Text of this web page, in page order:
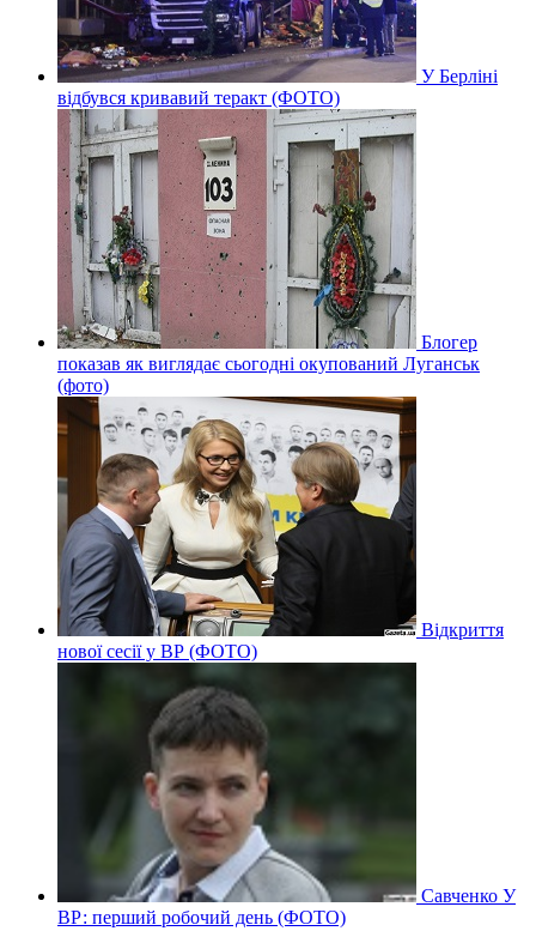
У Берліні
відбувся кривавий теракт (ФОТО)
Блогер
показав як виглядає сьогодні окупований Луганськ
(фото)
Відкриття
нової сесії у ВР (ФОТО)
Савченко У
ВР: перший робочий день (ФОТО)